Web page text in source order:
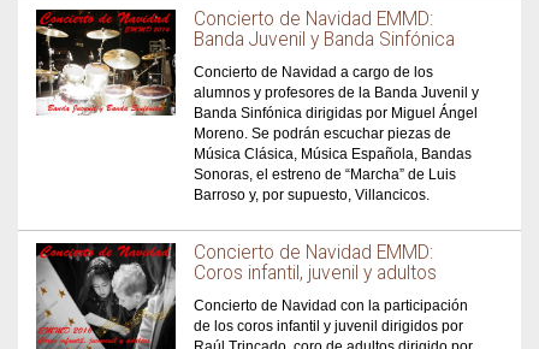
Concierto de Navidad EMMD:
Banda Juvenil y Banda Sinfónica
Concierto de Navidad a cargo de los
alumnos y profesores de la Banda Juvenil y
Banda Sinfónica dirigidas por Miguel Ángel
Moreno. Se podrán escuchar piezas de
Música Clásica, Música Española, Bandas
Sonoras, el estreno de “Marcha” de Luis
Barroso y, por supuesto, Villancicos.
Concierto de Navidad EMMD:
Coros infantil, juvenil y adultos
Concierto de Navidad con la participación
de los coros infantil y juvenil dirigidos por